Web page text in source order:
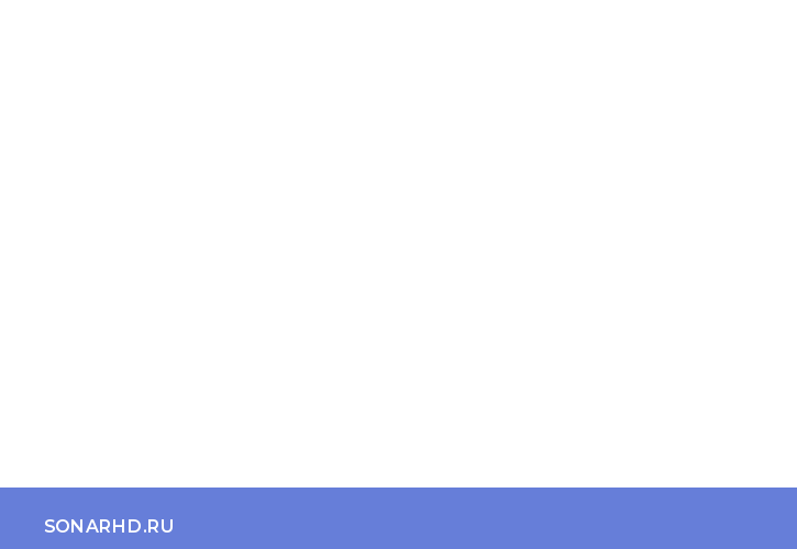
SONARHD.RU